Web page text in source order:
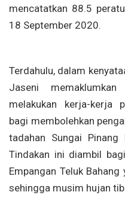
mencatatkan 88.5
18 September 2020.
Terdahulu, dalam
Jaseni
melakukan kerja-kerja
bagi membolehkan
tadahan Sungai Pinang
Tindakan ini diambil
Empangan Teluk
sehingga musim hujan